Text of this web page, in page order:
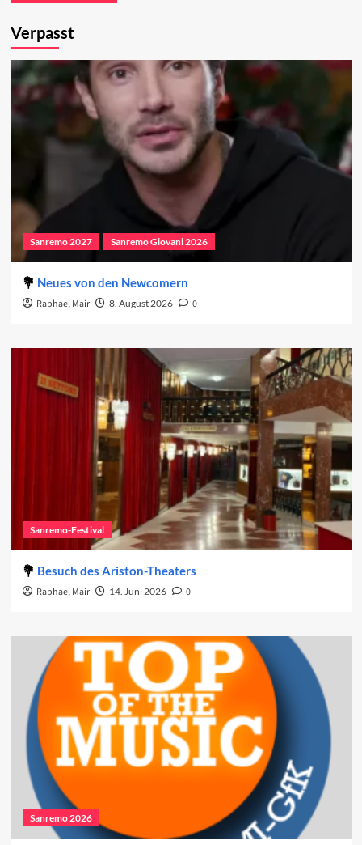
Verpasst
Sanremo 2027 Sanremo Giovani 2026
Neues von den Newcomern
Raphael Mair 8. August 2026 0
Sanremo-Festival
Besuch des Ariston-Theaters
Raphael Mair 14. Juni 2026 0
Sanremo 2026